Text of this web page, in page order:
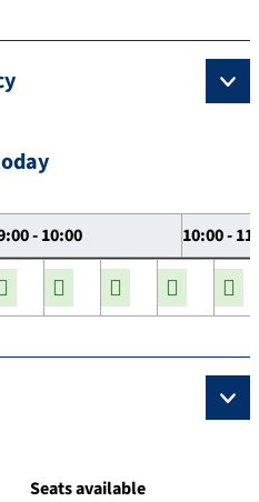
- 10:00 10:00 -
Seats available